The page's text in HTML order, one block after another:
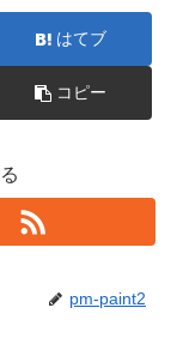
はてブ
コピー
pm-paint2